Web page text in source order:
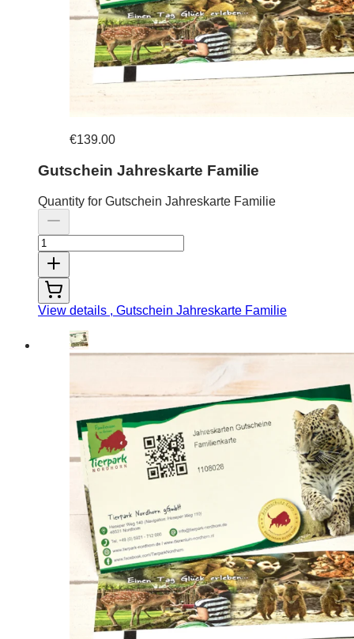
€139.00
Gutschein Jahreskarte Familie
Quantity for Gutschein Jahreskarte Familie
View details , Gutschein Jahreskarte Familie